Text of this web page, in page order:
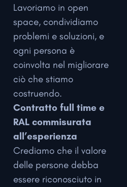
Lavoriamo in open
space, condividiamo
problemi e soluzioni, e
ogni persona è
coinvolta nel migliorare
ciò che stiamo
costruendo.
Contratto full time e
RAL commisurata
all’esperienza
Crediamo che il valore
delle persone debba
essere riconosciuto in